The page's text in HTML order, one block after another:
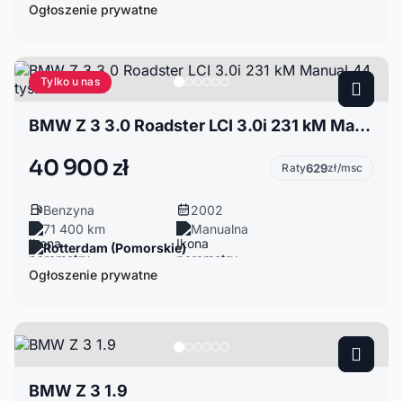
Ogłoszenie prywatne
Tylko u nas
BMW Z 3 3.0 Roadster LCI 3.0i 231 kM Manual 44 tys. mil!
40 900 zł Raty629zł/msc
Benzyna
2002
71 400 km
Manualna
Rotterdam (Pomorskie)
Ogłoszenie prywatne
BMW Z 3 1.9